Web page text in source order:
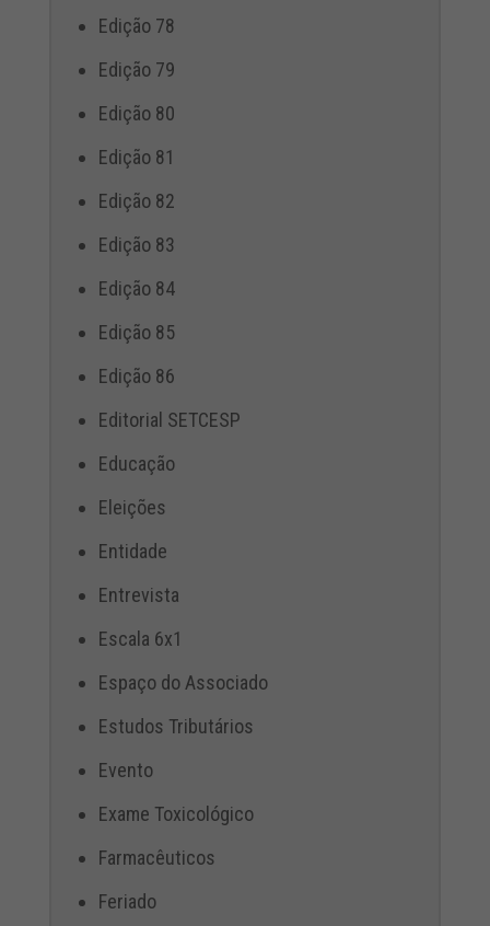
Edição 78
Edição 79
Edição 80
Edição 81
Edição 82
Edição 83
Edição 84
Edição 85
Edição 86
Editorial SETCESP
Educação
Eleições
Entidade
Entrevista
Escala 6x1
Espaço do Associado
Estudos Tributários
Evento
Exame Toxicológico
Farmacêuticos
Feriado